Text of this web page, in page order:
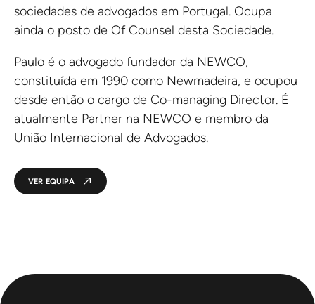
sociedades de advogados em Portugal. Ocupa
ainda o posto de Of Counsel desta Sociedade.
Paulo é o advogado fundador da NEWCO,
constituída em 1990 como Newmadeira, e ocupou
desde então o cargo de Co-managing Director. É
atualmente Partner na NEWCO e membro da
União Internacional de Advogados.
VER EQUIPA